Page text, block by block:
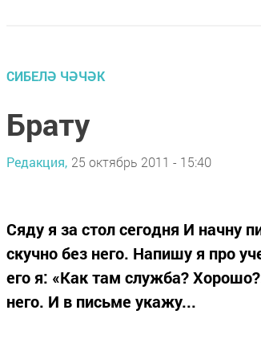
СИБЕЛӘ ЧӘЧӘК
Брату
Редакция, 25 октябрь 2011 - 15:40
Сяду я за стол сегодня И начну
скучно без него. Напишу я про
его я: «Как там служба?
него. И в письме укажу...